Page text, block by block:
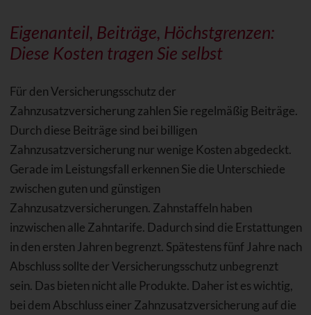
Eigenanteil, Beiträge, Höchstgrenzen:
Diese Kosten tragen Sie selbst
Für den Versicherungsschutz der
Zahnzusatzversicherung zahlen Sie regelmäßig Beiträge.
Durch diese Beiträge sind bei billigen
Zahnzusatzversicherung nur wenige Kosten abgedeckt.
Gerade im Leistungsfall erkennen Sie die Unterschiede
zwischen guten und günstigen
Zahnzusatzversicherungen. Zahnstaffeln haben
inzwischen alle Zahntarife. Dadurch sind die Erstattungen
in den ersten Jahren begrenzt. Spätestens fünf Jahre nach
Abschluss sollte der Versicherungsschutz unbegrenzt
sein. Das bieten nicht alle Produkte. Daher ist es wichtig,
bei dem Abschluss einer Zahnzusatzversicherung auf die